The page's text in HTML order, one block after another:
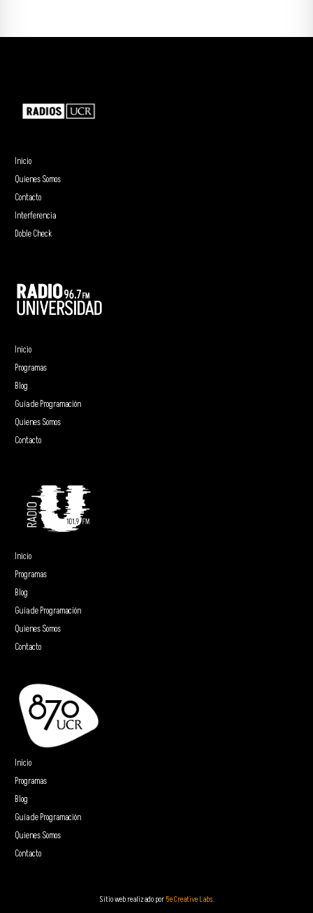
Inicio
Quienes Somos
Contacto
Interferencia
Doble Check
Inicio
Programas
Blog
Guía de Programación
Quienes Somos
Contacto
Inicio
Programas
Blog
Guía de Programación
Quienes Somos
Contacto
Inicio
Programas
Blog
Guía de Programación
Quienes Somos
Contacto
Sitio web realizado por 5e Creative Labs.